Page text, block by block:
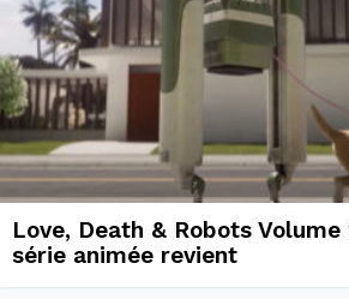
Love, Death & Robots
série animée revient